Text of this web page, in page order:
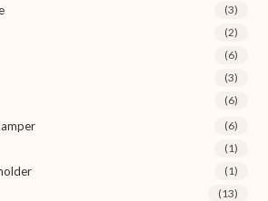
(3)
(2)
(6)
(3)
(6)
(6)
(1)
(1)
(13)